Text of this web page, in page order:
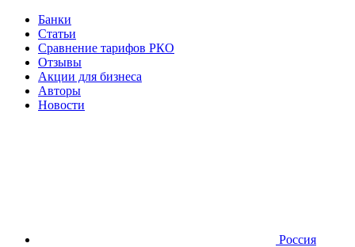
Банки
Статьи
Сравнение тарифов РКО
Отзывы
Акции для бизнеса
Авторы
Новости
Россия